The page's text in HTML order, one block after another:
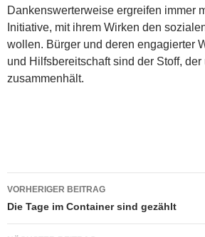
Dankenswerterweise ergreifen immer
Initiative, mit ihrem Wirken den
wollen. Bürger und deren engagierter
und Hilfsbereitschaft sind der Stoff, der
zusammenhält.
Beitragsnavigation
VORHERIGER BEITRAG
Die Tage im Container sind gezählt